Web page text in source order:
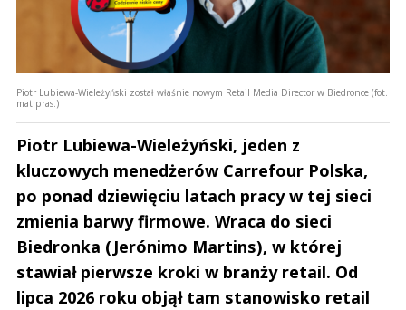
Piotr Lubiewa-Wieleżyński został właśnie nowym Retail Media Director w Biedronce (fot.
mat.pras.)
Piotr Lubiewa-Wieleżyński, jeden z
kluczowych menedżerów Carrefour Polska,
po ponad dziewięciu latach pracy w tej sieci
zmienia barwy firmowe. Wraca do sieci
Biedronka (Jerónimo Martins), w której
stawiał pierwsze kroki w branży retail. Od
lipca 2026 roku objął tam stanowisko retail